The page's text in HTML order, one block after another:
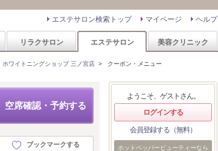
ヘルプ
マイページ
エステサロン検索トップ
リラクサロン エステサロン 美容クリニック
ホワイトニングショップ 三ノ宮店 > クーポン・メニュー
空席確認・予約する
ブックマークする
ようこそ、ゲストさん。
ログインする
会員登録する（無料）
ホットペッパービューティーなら